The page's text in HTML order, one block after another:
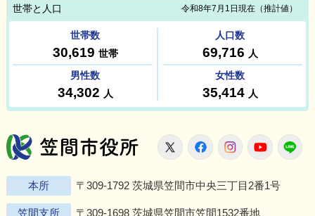
笠間市役所
X FacebookInstagram
本所 〒309-1792 茨城県笠間市中央三丁目2番1号
笠間支所 〒309-1698 茨城県笠間市笠間1532番地